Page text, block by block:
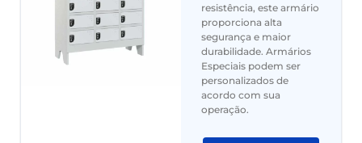
resistência, este armário
proporciona alta
segurança e maior
durabilidade. Armários
Especiais podem ser
personalizados de
acordo com sua
operação.